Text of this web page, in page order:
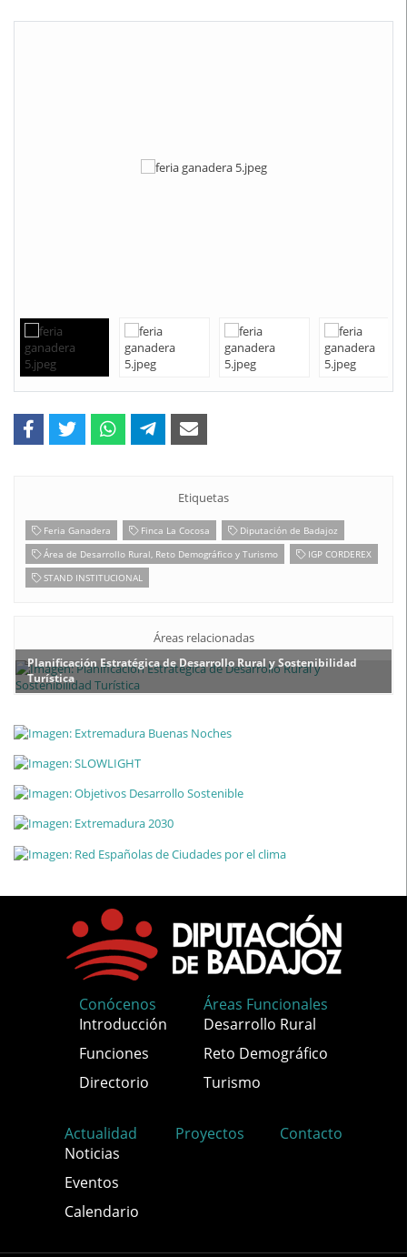
Etiquetas
Feria Ganadera Finca La Cocosa
Diputación de Badajoz
Área de Desarrollo Rural, Reto Demográfico y Turismo
IGP CORDEREX
STAND INSTITUCIONAL
Áreas relacionadas
Planificación Estratégica de Desarrollo Rural y Sostenibilidad
Turística
Conócenos
Introducción
Funciones
Directorio
Áreas Funcionales
Desarrollo Rural
Reto Demográfico
Turismo
Actualidad
Noticias
Eventos
Calendario
Proyectos Contacto